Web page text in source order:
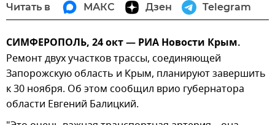
Читать в МАКС Дзен Telegram
СИМФЕРОПОЛЬ, 24 окт — РИА Новости Крым.
Ремонт двух участков трассы, соединяющей
Запорожскую область и Крым, планируют завершить
к 30 ноября. Об этом сообщил врио губернатора
области Евгений Балицкий.